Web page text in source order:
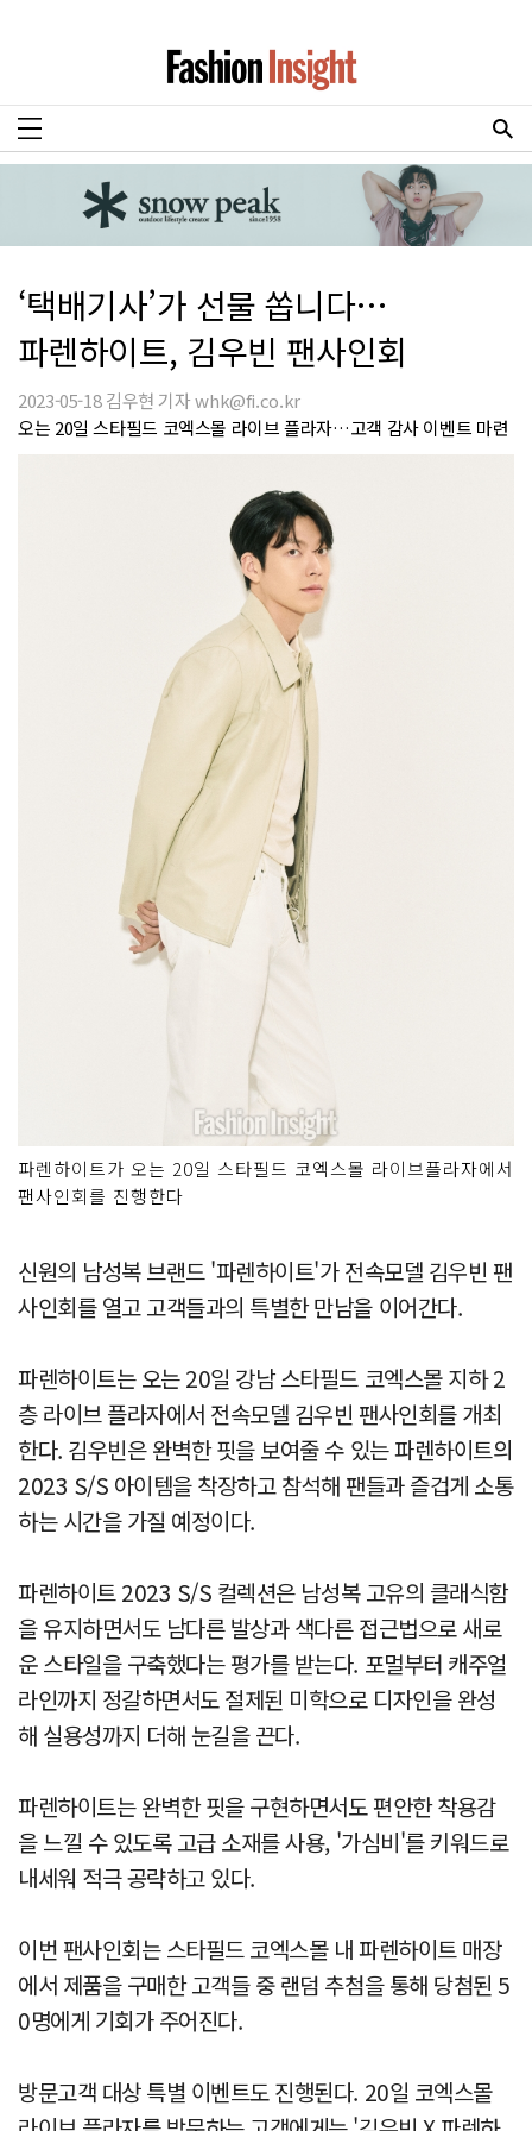
‘택배기사’가 선물 쏩니다…
파렌하이트, 김우빈 팬사인회
2023-05-18 김우현 기자 whk@fi.co.kr
오는 20일 스타필드 코엑스몰 라이브 플라자…고객 감사 이벤트 마련
파렌하이트가 오는 20일 스타필드 코엑스몰 라이브플라자에서
팬사인회를 진행한다
신원의 남성복 브랜드 '파렌하이트'가 전속모델 김우빈 팬
사인회를 열고 고객들과의 특별한 만남을 이어간다.
파렌하이트는 오는 20일 강남 스타필드 코엑스몰 지하 2
층 라이브 플라자에서 전속모델 김우빈 팬사인회를 개최
한다. 김우빈은 완벽한 핏을 보여줄 수 있는 파렌하이트의
2023 S/S 아이템을 착장하고 참석해 팬들과 즐겁게 소통
하는 시간을 가질 예정이다.
파렌하이트 2023 S/S 컬렉션은 남성복 고유의 클래식함
을 유지하면서도 남다른 발상과 색다른 접근법으로 새로
운 스타일을 구축했다는 평가를 받는다. 포멀부터 캐주얼
라인까지 정갈하면서도 절제된 미학으로 디자인을 완성
해 실용성까지 더해 눈길을 끈다.
파렌하이트는 완벽한 핏을 구현하면서도 편안한 착용감
을 느낄 수 있도록 고급 소재를 사용, '가심비'를 키워드로
내세워 적극 공략하고 있다.
이번 팬사인회는 스타필드 코엑스몰 내 파렌하이트 매장
에서 제품을 구매한 고객들 중 랜덤 추첨을 통해 당첨된 5
0명에게 기회가 주어진다.
방문고객 대상 특별 이벤트도 진행된다. 20일 코엑스몰